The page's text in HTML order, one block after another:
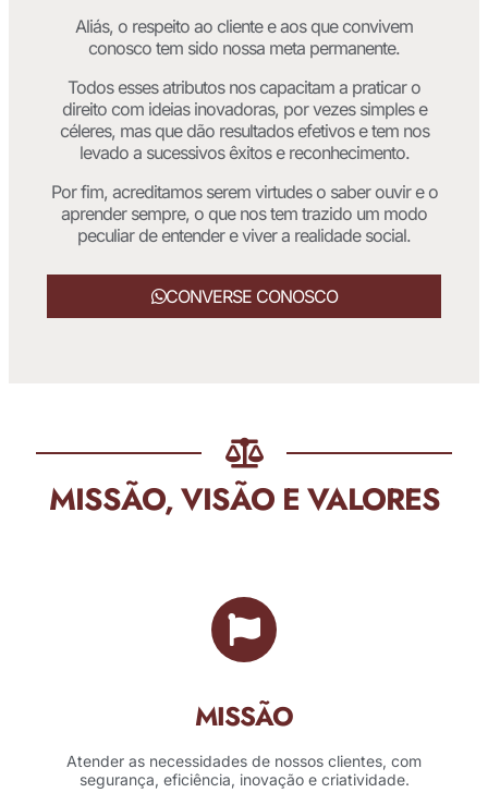
Aliás, o respeito ao cliente e aos que convivem
conosco tem sido nossa meta permanente.
Todos esses atributos nos capacitam a praticar o
direito com ideias inovadoras, por vezes simples e
céleres, mas que dão resultados efetivos e tem nos
levado a sucessivos êxitos e reconhecimento.
Por fim, acreditamos serem virtudes o saber ouvir e o
aprender sempre, o que nos tem trazido um modo
peculiar de entender e viver a realidade social.
CONVERSE CONOSCO
MISSÃO, VISÃO E VALORES
MISSÃO
Atender as necessidades de nossos clientes, com
segurança, eficiência, inovação e criatividade.